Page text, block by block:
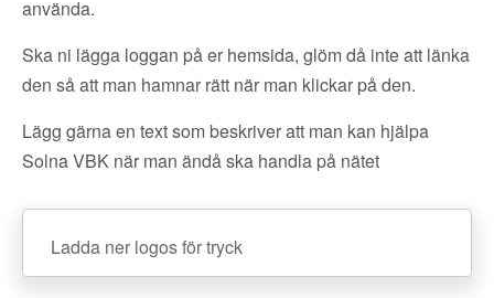
använda.
Ska ni lägga loggan på er hemsida, glöm då inte att länka
den så att man hamnar rätt när man klickar på den.
Lägg gärna en text som beskriver att man kan hjälpa
Solna VBK när man ändå ska handla på nätet
Ladda ner logos för tryck